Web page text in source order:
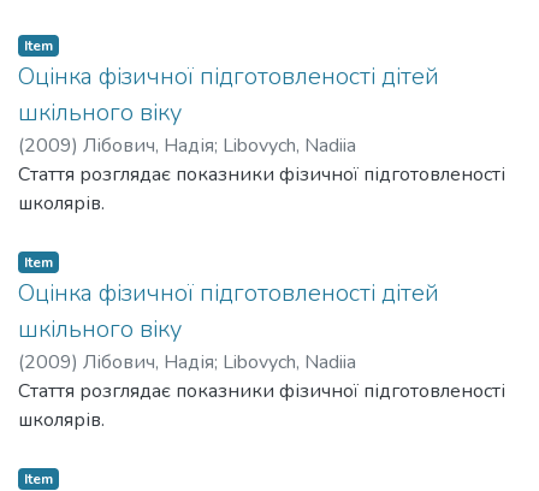
Item
Оцінка фізичної підготовленості дітей
шкільного віку
(2009) Лібович, Надія; Libovych, Nadiia
Стаття розглядає показники фізичної підготовленості
школярів.
Item
Оцінка фізичної підготовленості дітей
шкільного віку
(2009) Лібович, Надія; Libovych, Nadiia
Стаття розглядає показники фізичної підготовленості
школярів.
Item